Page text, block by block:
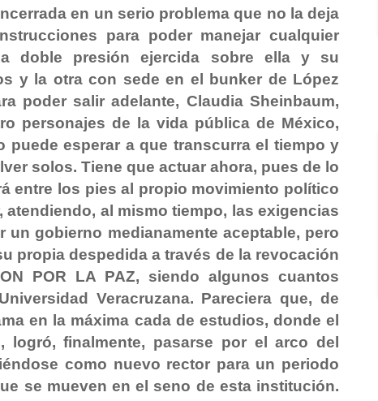
en un serio problema que no la deja
para poder manejar cualquier
doble presión ejercida sobre ella y su
y la otra con sede en el bunker de López
poder salir adelante, Claudia Sheinbaum,
personajes de la vida pública de México,
puede esperar a que transcurra el tiempo y
solos. Tiene que actuar ahora, pues de lo
entre los pies al propio movimiento político
al mismo tiempo, las exigencias
gobierno medianamente aceptable, pero
propia despedida a través de la revocación
POR LA PAZ, siendo algunos cuantos
Veracruzana. Pareciera que, de
en la máxima cada de estudios, donde el
logró, finalmente, pasarse por el arco del
como nuevo rector para un periodo
se mueven en el seno de esta institución.